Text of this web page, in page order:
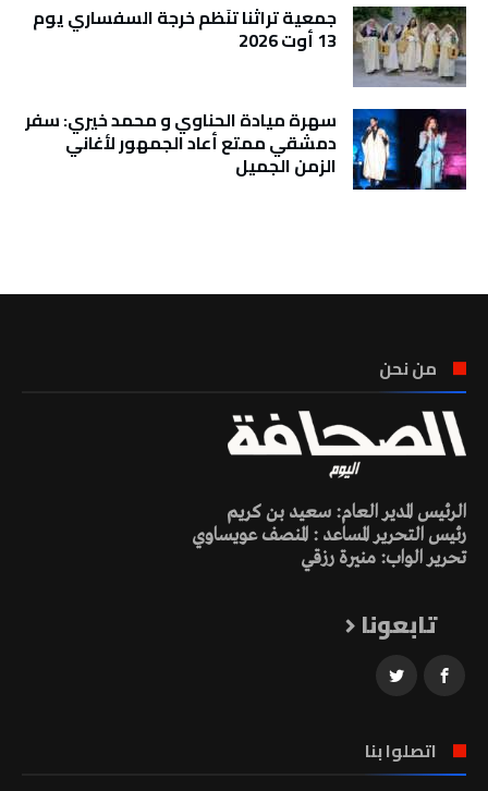
جمعية تراثنا تنَظم خرجة السفساري يوم
13 أوت 2026
سهرة ميادة الحناوي و محمد خيري: سفر
دمشقي ممتع أعاد الجمهور لأغاني
الزمن الجميل
من نحن
الرئيس المدير العام: سعيد بن كريم
رئيس التحرير المساعد : المنصف عويساوي
تحرير الواب: منيرة رزقي
تابعونا
اتصلوا بنا